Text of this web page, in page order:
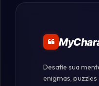
Desafie sua
enigmas,